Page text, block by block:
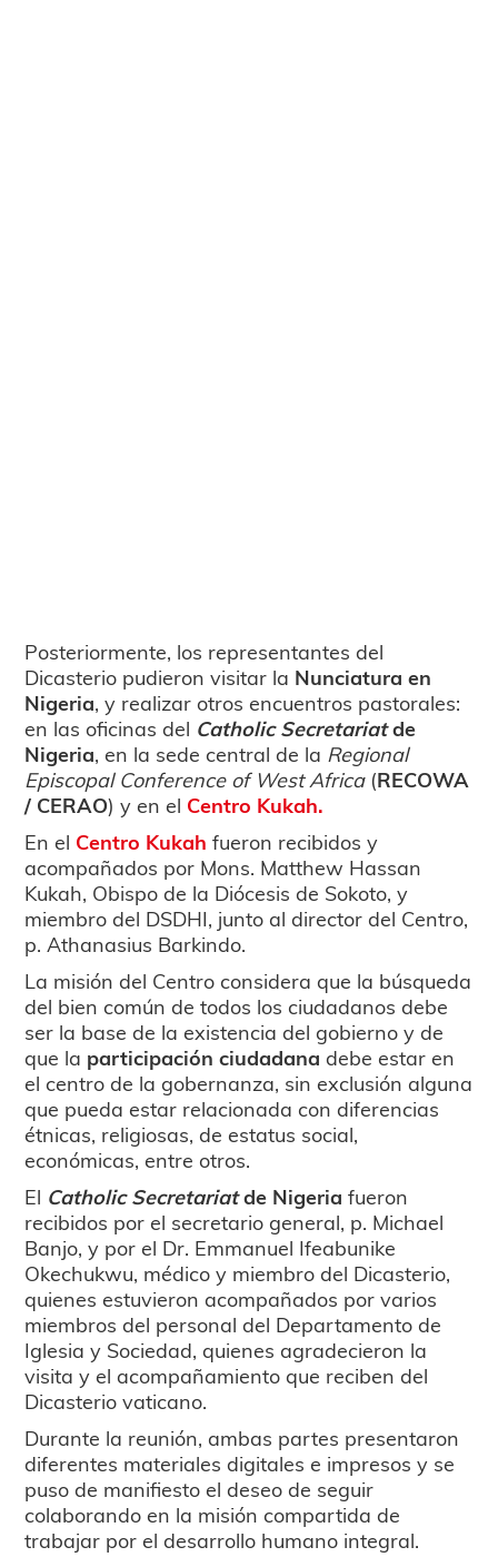
Posteriormente, los representantes del
Dicasterio pudieron visitar la Nunciatura en
Nigeria, y realizar otros encuentros pastorales:
en las oficinas del Catholic Secretariatde
Nigeria, en la sede central de la Regional
Episcopal Conference of West Africa (RECOWA
/ CERAO) y en el Centro Kukah.
En el Centro Kukah fueron recibidos y
acompañados por Mons. Matthew Hassan
Kukah, Obispo de la Diócesis de Sokoto, y
miembro del DSDHI, junto al director del Centro,
p. Athanasius Barkindo.
La misión del Centro considera que la búsqueda
del bien común de todos los ciudadanos debe
ser la base de la existencia del gobierno y de
que la participación ciudadanadebe estar en
el centro de la gobernanza, sin exclusión alguna
que pueda estar relacionada con diferencias
étnicas, religiosas, de estatus social,
económicas, entre otros.
El Catholic Secretariatde Nigeria fueron
recibidos por el secretario general, p. Michael
Banjo, y por el Dr. Emmanuel Ifeabunike
Okechukwu, médico y miembro del Dicasterio,
quienes estuvieron acompañados por varios
miembros del personal del Departamento de
Iglesia y Sociedad, quienes agradecieron la
visita y el acompañamiento que reciben del
Dicasterio vaticano.
Durante la reunión, ambas partes presentaron
diferentes materiales digitales e impresos y se
puso de manifiesto el deseo de seguir
colaborando en la misión compartida de
trabajar por el desarrollo humano integral.